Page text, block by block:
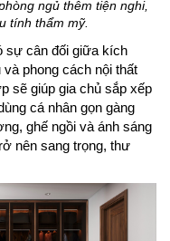
ngủ thêm tiện nghi,
tính thẩm mỹ.
sự cân đối giữa kích
phong cách nội thất
sẽ giúp gia chủ sắp xếp
cá nhân gọn gàng
ghế ngồi và ánh sáng
nên sang trọng, thư